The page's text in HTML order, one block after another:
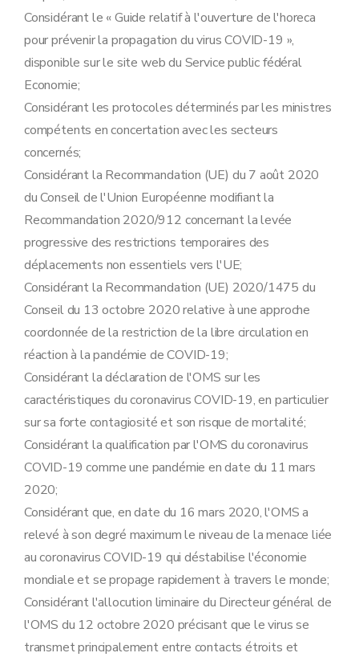
Considérant le « Guide relatif à l'ouverture de l'horeca
pour prévenir la propagation du virus COVID-19 »,
disponible sur le site web du Service public fédéral
Economie;
Considérant les protocoles déterminés par les ministres
compétents en concertation avec les secteurs
concernés;
Considérant la Recommandation (UE) du 7 août 2020
du Conseil de l'Union Européenne modifiant la
Recommandation 2020/912 concernant la levée
progressive des restrictions temporaires des
déplacements non essentiels vers l'UE;
Considérant la Recommandation (UE) 2020/1475 du
Conseil du 13 octobre 2020 relative à une approche
coordonnée de la restriction de la libre circulation en
réaction à la pandémie de COVID-19;
Considérant la déclaration de l'OMS sur les
caractéristiques du coronavirus COVID-19, en particulier
sur sa forte contagiosité et son risque de mortalité;
Considérant la qualification par l'OMS du coronavirus
COVID-19 comme une pandémie en date du 11 mars
2020;
Considérant que, en date du 16 mars 2020, l'OMS a
relevé à son degré maximum le niveau de la menace liée
au coronavirus COVID-19 qui déstabilise l'économie
mondiale et se propage rapidement à travers le monde;
Considérant l'allocution liminaire du Directeur général de
l'OMS du 12 octobre 2020 précisant que le virus se
transmet principalement entre contacts étroits et